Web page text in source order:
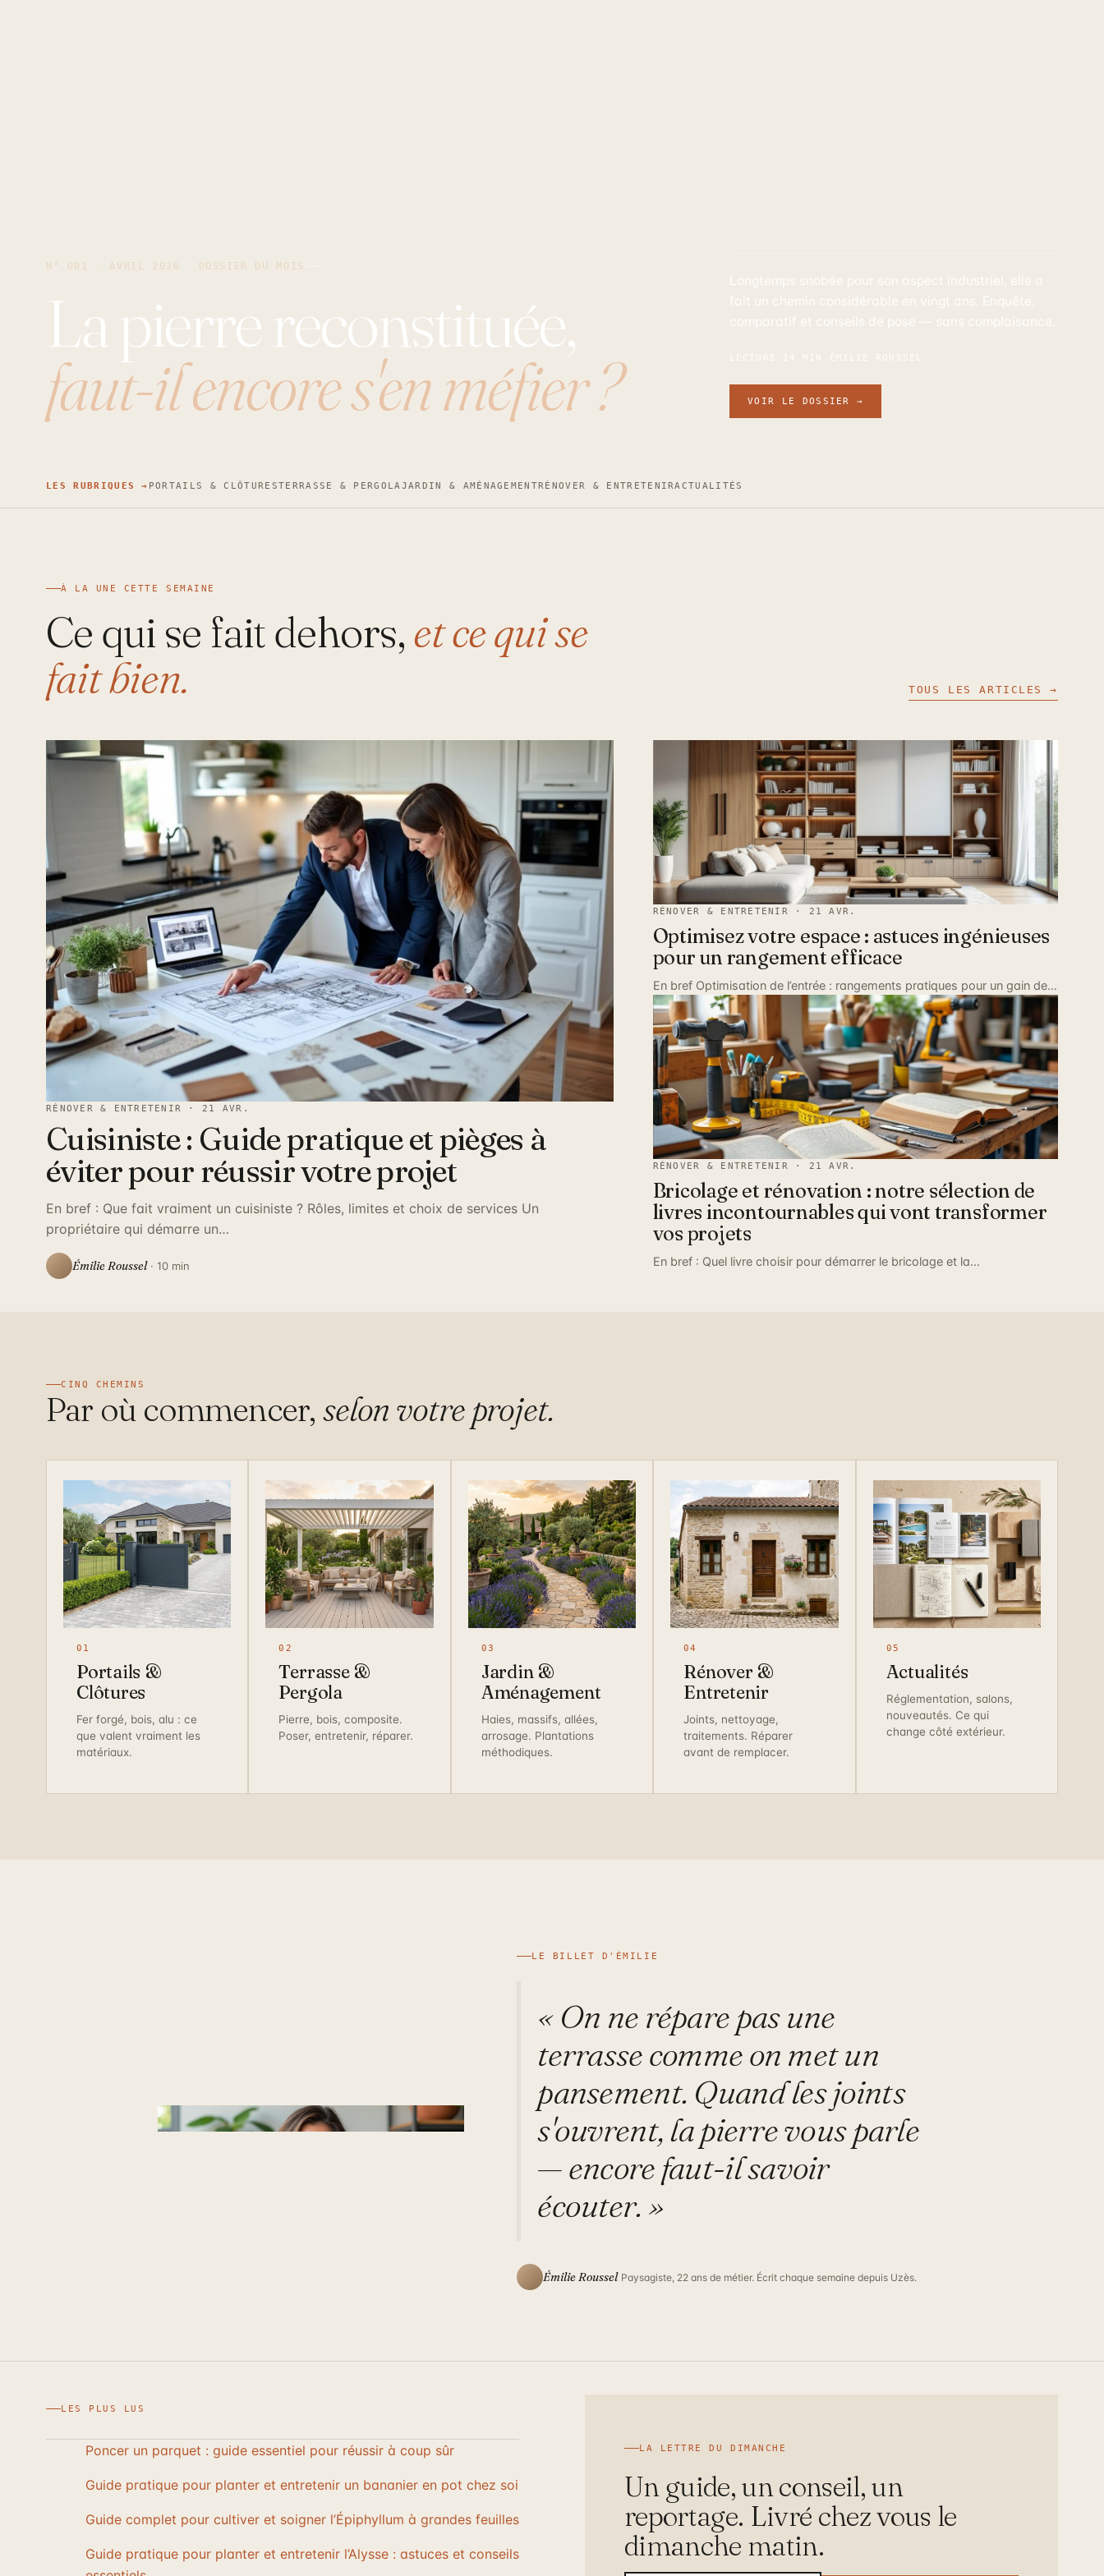
N° 001 · AVRIL 2026 DOSSIER DU MOIS
La pierre reconstituée,
faut-il encore s'en méfier ?
Longtemps snobée pour son aspect industriel, elle a
fait un chemin considérable en vingt ans. Enquête,
comparatif et conseils de pose — sans complaisance.
LECTURE 14 MIN ÉMILIE ROUSSEL
VOIR LE DOSSIER →
LES RUBRIQUES → PORTAILS & CLÔTURESTERRASSE & PERGOLAJARDIN & AMÉNAGEMENTRÉNOVER & ENTRETENIRACTUALITÉS
À LA UNE CETTE SEMAINE
Ce qui se fait dehors, et ce qui se
fait bien.
TOUS LES ARTICLES →
RÉNOVER & ENTRETENIR · 21 AVR.
Cuisiniste : Guide pratique et pièges à
éviter pour réussir votre projet
En bref : Que fait vraiment un cuisiniste ? Rôles, limites et choix de services Un
propriétaire qui démarre un…
Émilie Roussel· 10 min
RÉNOVER & ENTRETENIR · 21 AVR.
Optimisez votre espace : astuces ingénieuses
pour un rangement efficace
En bref Optimisation de l’entrée : rangements pratiques pour un gain de…
RÉNOVER & ENTRETENIR · 21 AVR.
Bricolage et rénovation : notre sélection de
livres incontournables qui vont transformer
vos projets
En bref : Quel livre choisir pour démarrer le bricolage et la…
CINQ CHEMINS
Par où commencer, selon votre projet.
01
Portails &
Clôtures
Fer forgé, bois, alu : ce
que valent vraiment les
matériaux.
02
Terrasse &
Pergola
Pierre, bois, composite.
Poser, entretenir, réparer.
03
Jardin &
Aménagement
Haies, massifs, allées,
arrosage. Plantations
méthodiques.
04
Rénover &
Entretenir
Joints, nettoyage,
traitements. Réparer
avant de remplacer.
05
Actualités
Réglementation, salons,
nouveautés. Ce qui
change côté extérieur.
LE BILLET D'ÉMILIE
« On ne répare pas une
terrasse comme on met un
pansement. Quand les joints
s'ouvrent, la pierre vous parle
— encore faut-il savoir
écouter. »
Émilie Roussel Paysagiste, 22 ans de métier. Écrit chaque semaine depuis Uzès.
LES PLUS LUS
Poncer un parquet : guide essentiel pour réussir à coup sûr
Guide pratique pour planter et entretenir un bananier en pot chez soi
Guide complet pour cultiver et soigner l’Épiphyllum à grandes feuilles
Guide pratique pour planter et entretenir l’Alysse : astuces et conseils
LA LETTRE DU DIMANCHE
Un guide, un conseil, un
reportage. Livré chez vous le
dimanche matin.